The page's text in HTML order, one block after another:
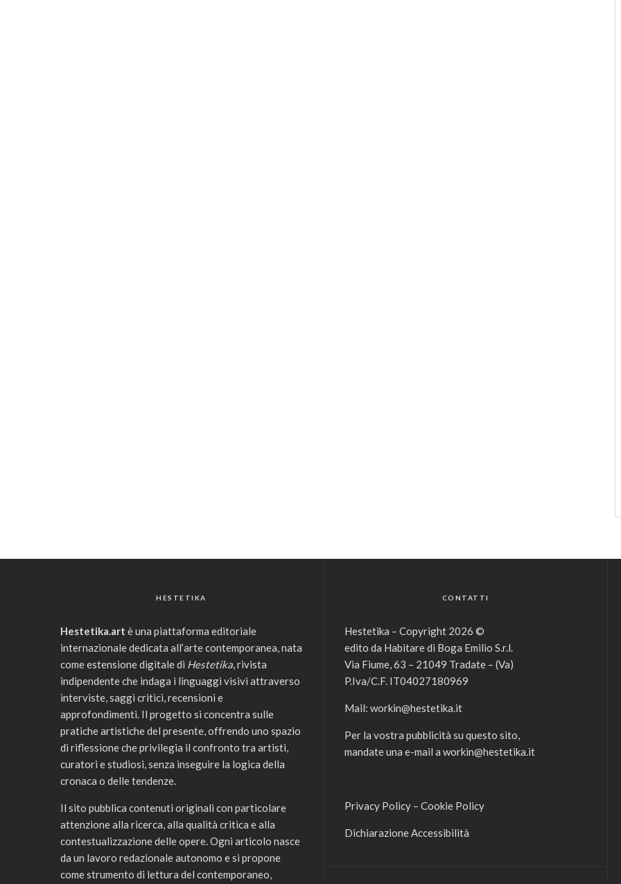
HESTETIKA
Hestetika.art è una piattaforma editoriale
internazionale dedicata all’arte contemporanea, nata
come estensione digitale di Hestetika, rivista
indipendente che indaga i linguaggi visivi attraverso
interviste, saggi critici, recensioni e
approfondimenti. Il progetto si concentra sulle
pratiche artistiche del presente, offrendo uno spazio
di riflessione che privilegia il confronto tra artisti,
curatori e studiosi, senza inseguire la logica della
cronaca o delle tendenze.
Il sito pubblica contenuti originali con particolare
attenzione alla ricerca, alla qualità critica e alla
contestualizzazione delle opere. Ogni articolo nasce
da un lavoro redazionale autonomo e si propone
come strumento di lettura del contemporaneo,
CONTATTI
Hestetika – Copyright 2026 ©
edito da Habitare di Boga Emilio S.r.l.
Via Fiume, 63 – 21049 Tradate – (Va)
P.Iva/C.F. IT04027180969
Mail: workin@hestetika.it
Per la vostra pubblicità su questo sito,
mandate una e-mail a workin@hestetika.it
Privacy Policy – Cookie Policy
Dichiarazione Accessibilità